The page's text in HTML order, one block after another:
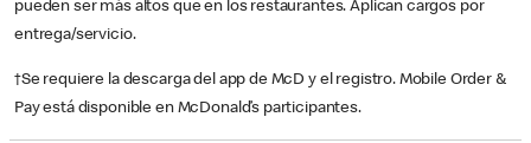
pueden ser más altos que en los restaurantes. Aplican cargos por
entrega/servicio.
†Se requiere la descarga del app de McD y el registro. Mobile Order &
Pay está disponible en McDonald’s participantes.